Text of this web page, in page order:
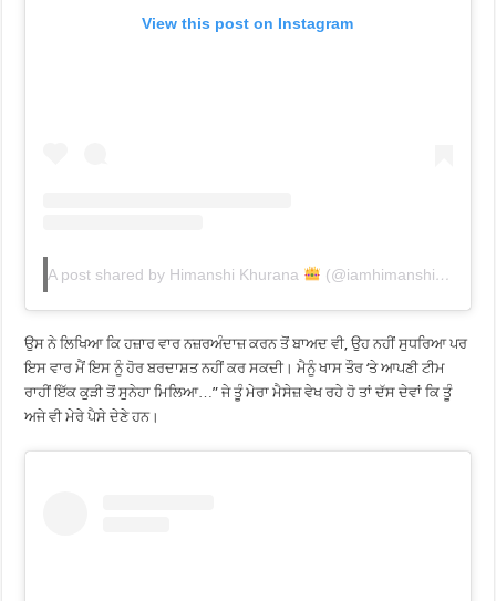
View this post on Instagram
A post shared by Himanshi Khurana (@iamhimanshikhurana)
ਉਸ ਨੇ ਲਿਖਿਆ ਕਿ ਹਜ਼ਾਰ ਵਾਰ ਨਜ਼ਰਅੰਦਾਜ਼ ਕਰਨ ਤੋਂ ਬਾਅਦ ਵੀ, ਉਹ ਨਹੀਂ ਸੁਧਰਿਆ ਪਰ
ਇਸ ਵਾਰ ਮੈਂ ਇਸ ਨੂੰ ਹੋਰ ਬਰਦਾਸ਼ਤ ਨਹੀਂ ਕਰ ਸਕਦੀ। ਮੈਨੂੰ ਖਾਸ ਤੌਰ ‘ਤੇ ਆਪਣੀ ਟੀਮ
ਰਾਹੀਂ ਇੱਕ ਕੁੜੀ ਤੋਂ ਸੁਨੇਹਾ ਮਿਲਿਆ…” ਜੇ ਤੂੰ ਮੇਰਾ ਮੈਸੇਜ਼ ਵੇਖ ਰਹੇ ਹੋ ਤਾਂ ਦੱਸ ਦੇਵਾਂ ਕਿ ਤੂੰ
ਅਜੇ ਵੀ ਮੇਰੇ ਪੈਸੇ ਦੇਣੇ ਹਨ।